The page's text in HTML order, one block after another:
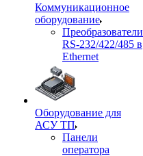
Коммуникационное
оборудование
Преобразователи
RS-232/422/485 в
Ethernet
Оборудование для
АСУ ТП
Панели
оператора